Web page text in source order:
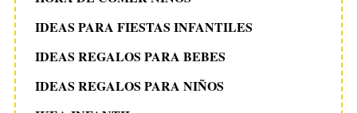
IDEAS PARA FIESTAS INFANTILES
IDEAS REGALOS PARA BEBES
IDEAS REGALOS PARA NIÑOS